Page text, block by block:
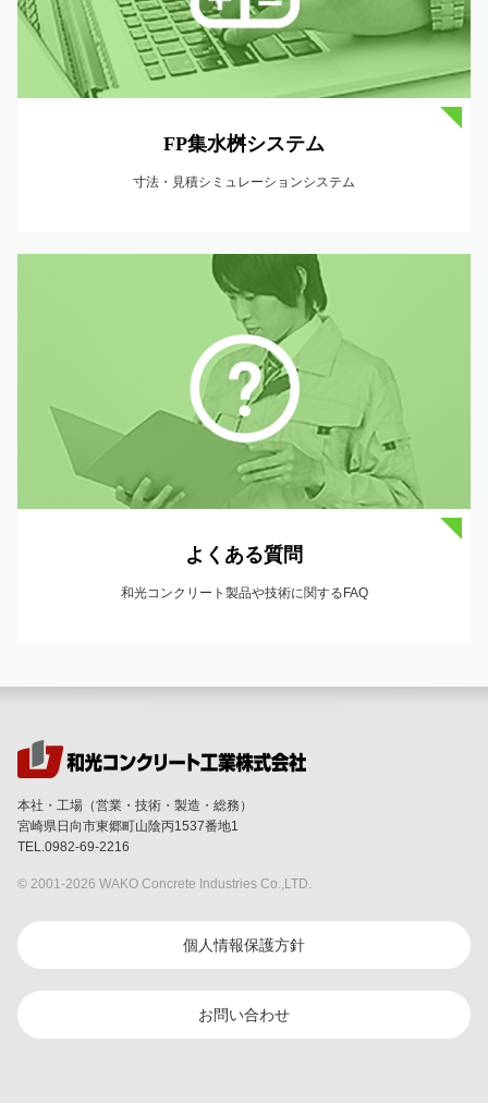
FP集水桝システム
寸法・見積シミュレーションシステム
よくある質問
和光コンクリート製品や技術に関するFAQ
本社・工場（営業・技術・製造・総務）
宮崎県日向市東郷町山陰丙1537番地1
TEL.0982-69-2216
© 2001-2026 WAKO Concrete Industries Co.,LTD.
個人情報保護方針
お問い合わせ